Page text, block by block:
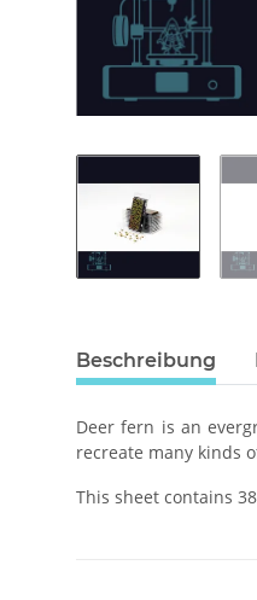
Beschreibung
Deer fern is an
recreate many kinds
This sheet contains